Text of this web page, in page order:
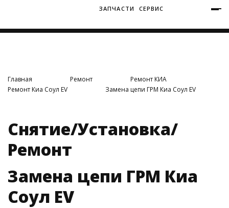
ЗАПЧАСТИ СЕРВИС
Главная Ремонт
Ремонт КИА
Ремонт Киа Соул EV
Замена цепи ГРМ Киа Соул EV
Снятие/Установка/
Ремонт
Замена цепи ГРМ Киа
Соул EV